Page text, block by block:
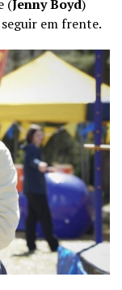
(Jenny Boyd)
em frente.